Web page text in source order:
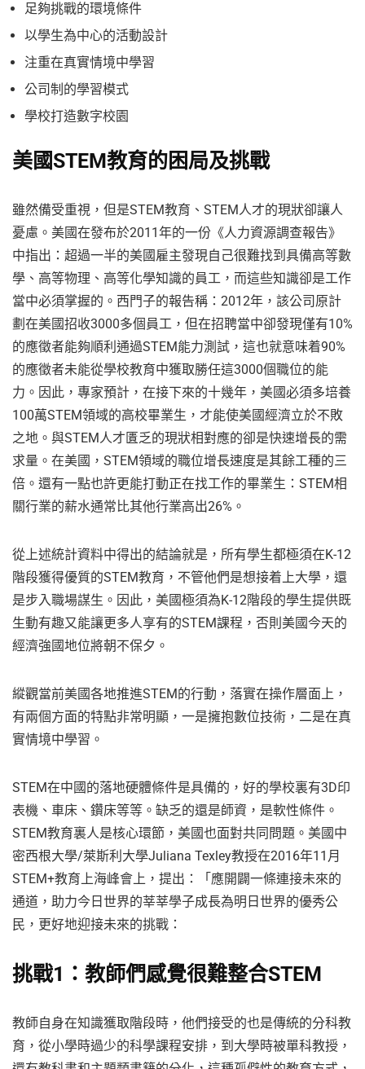
足夠挑戰的環境條件
以學生為中心的活動設計
注重在真實情境中學習
公司制的學習模式
學校打造數字校園
美國STEM教育的困局及挑戰
雖然備受重視，但是STEM教育、STEM人才的現狀卻讓人
憂慮。美國在發布於2011年的一份《人力資源調查報告》
中指出：超過一半的美國雇主發現自己很難找到具備高等數
學、高等物理、高等化學知識的員工，而這些知識卻是工作
當中必須掌握的。西門子的報告稱：2012年，該公司原計
劃在美國招收3000多個員工，但在招聘當中卻發現僅有10%
的應徵者能夠順利通過STEM能力測試，這也就意味着90%
的應徵者未能從學校教育中獲取勝任這3000個職位的能
力。因此，專家預計，在接下來的十幾年，美國必須多培養
100萬STEM領域的高校畢業生，才能使美國經濟立於不敗
之地。與STEM人才匱乏的現狀相對應的卻是快速增長的需
求量。在美國，STEM領域的職位增長速度是其餘工種的三
倍。還有一點也許更能打動正在找工作的畢業生：STEM相
關行業的薪水通常比其他行業高出26%。
從上述統計資料中得出的結論就是，所有學生都極須在K-12
階段獲得優質的STEM教育，不管他們是想接着上大學，還
是步入職場謀生。因此，美國極須為K-12階段的學生提供既
生動有趣又能讓更多人享有的STEM課程，否則美國今天的
經濟強國地位將朝不保夕。
縱觀當前美國各地推進STEM的行動，落實在操作層面上，
有兩個方面的特點非常明顯，一是擁抱數位技術，二是在真
實情境中學習。
STEM在中國的落地硬體條件是具備的，好的學校裏有3D印
表機、車床、鑽床等等。缺乏的還是師資，是軟性條件。
STEM教育裏人是核心環節，美國也面對共同問題。美國中
密西根大學/萊斯利大學Juliana Texley教授在2016年11月
STEM+教育上海峰會上，提出：「應開闢一條連接未來的
通道，助力今日世界的莘莘學子成長為明日世界的優秀公
民，更好地迎接未來的挑戰：
挑戰1：教師們感覺很難整合STEM
教師自身在知識獲取階段時，他們接受的也是傳統的分科教
育，從小學時過少的科學課程安排，到大學時被單科教授，